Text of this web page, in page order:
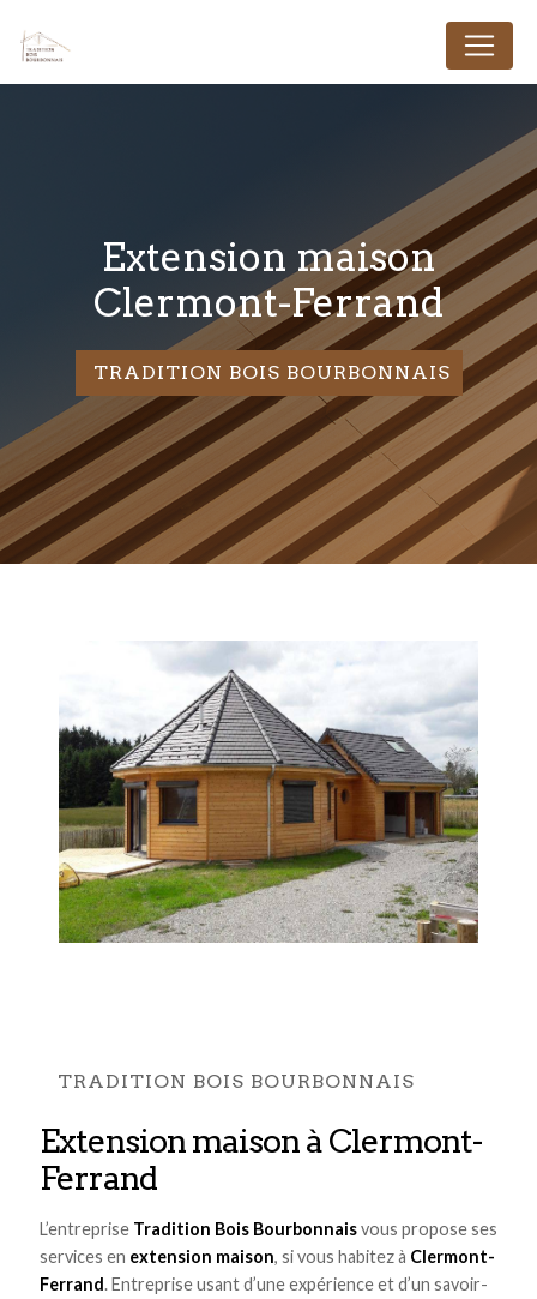
extension maison
Clermont-Ferrand
TRADITION BOIS BOURBONNAIS
TRADITION BOIS BOURBONNAIS
extension maison à Clermont-
Ferrand
L’entreprise Tradition Bois Bourbonnaisvous propose ses
services en extension maison, si vous habitez à Clermont-
Ferrand. Entreprise usant d’une expérience et d’un savoir-